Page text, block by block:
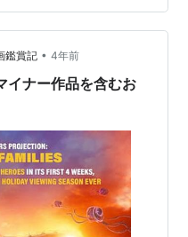
の日に何が起こるのか
ガレットは何故同じ内
」。この謎の答えに辿
がループに囚わ…
鑑賞記 • 4年前
イナー作品を含むお